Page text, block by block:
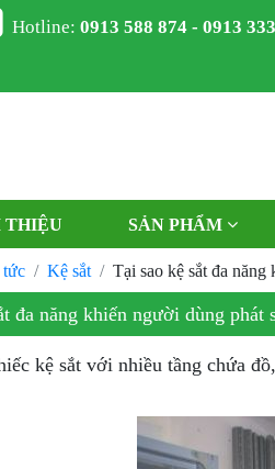
Hotline:0913 588 874 - 0913
THIỆU SẢN PHẨM
tức Kệ sắt Tại sao kệ sắt đa
đa năng khiến người dùng phát
kệ sắt với nhiều tầng chứa